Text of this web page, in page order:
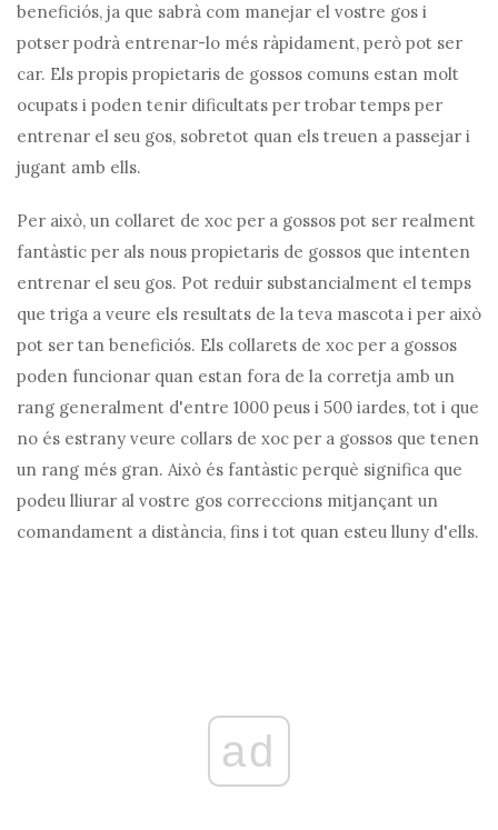
beneficiós, ja que sabrà com manejar el vostre gos i
potser podrà entrenar-lo més ràpidament, però pot ser
car. Els propis propietaris de gossos comuns estan molt
ocupats i poden tenir dificultats per trobar temps per
entrenar el seu gos, sobretot quan els treuen a passejar i
jugant amb ells.
Per això, un collaret de xoc per a gossos pot ser realment
fantàstic per als nous propietaris de gossos que intenten
entrenar el seu gos. Pot reduir substancialment el temps
que triga a veure els resultats de la teva mascota i per això
pot ser tan beneficiós. Els collarets de xoc per a gossos
poden funcionar quan estan fora de la corretja amb un
rang generalment d'entre 1000 peus i 500 iardes, tot i que
no és estrany veure collars de xoc per a gossos que tenen
un rang més gran. Això és fantàstic perquè significa que
podeu lliurar al vostre gos correccions mitjançant un
comandament a distància, fins i tot quan esteu lluny d'ells.
ad